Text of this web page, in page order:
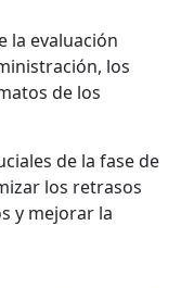
la evaluación
los
de los
de la fase de
los retrasos
y mejorar la